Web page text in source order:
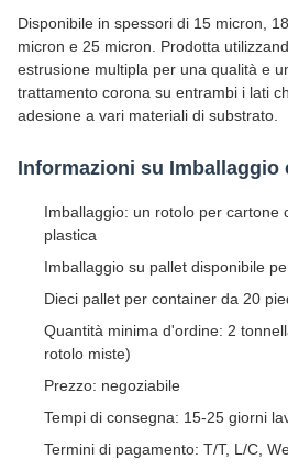
Disponibile in spessori di 15 micron,
micron e 25 micron. Prodotta
estrusione multipla per una qualità e
trattamento corona su entrambi i lati
adesione a vari materiali di substrato.
Informazioni su Imballaggio
Imballaggio: un rotolo per cartone
plastica
Imballaggio su pallet disponibile
Dieci pallet per container da 20
Quantità minima d'ordine: 2
rotolo miste)
Prezzo: negoziabile
Tempi di consegna: 15-25 giorni
Termini di pagamento: T/T, L/C,